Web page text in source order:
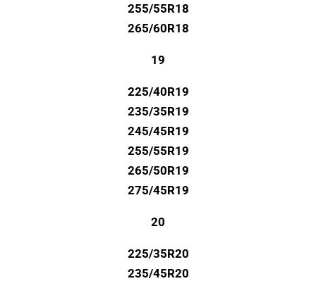
255/55R18
265/60R18
19
225/40R19
235/35R19
245/45R19
255/55R19
265/50R19
275/45R19
20
225/35R20
235/45R20